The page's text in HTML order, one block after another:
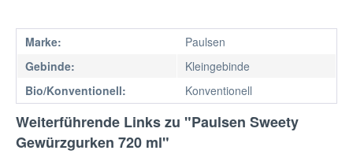
Marke:
Paulsen
Gebinde:
Kleingebinde
Bio/Konventionell:
Konventionell
Weiterführende Links zu "Paulsen Sweety
Gewürzgurken 720 ml"